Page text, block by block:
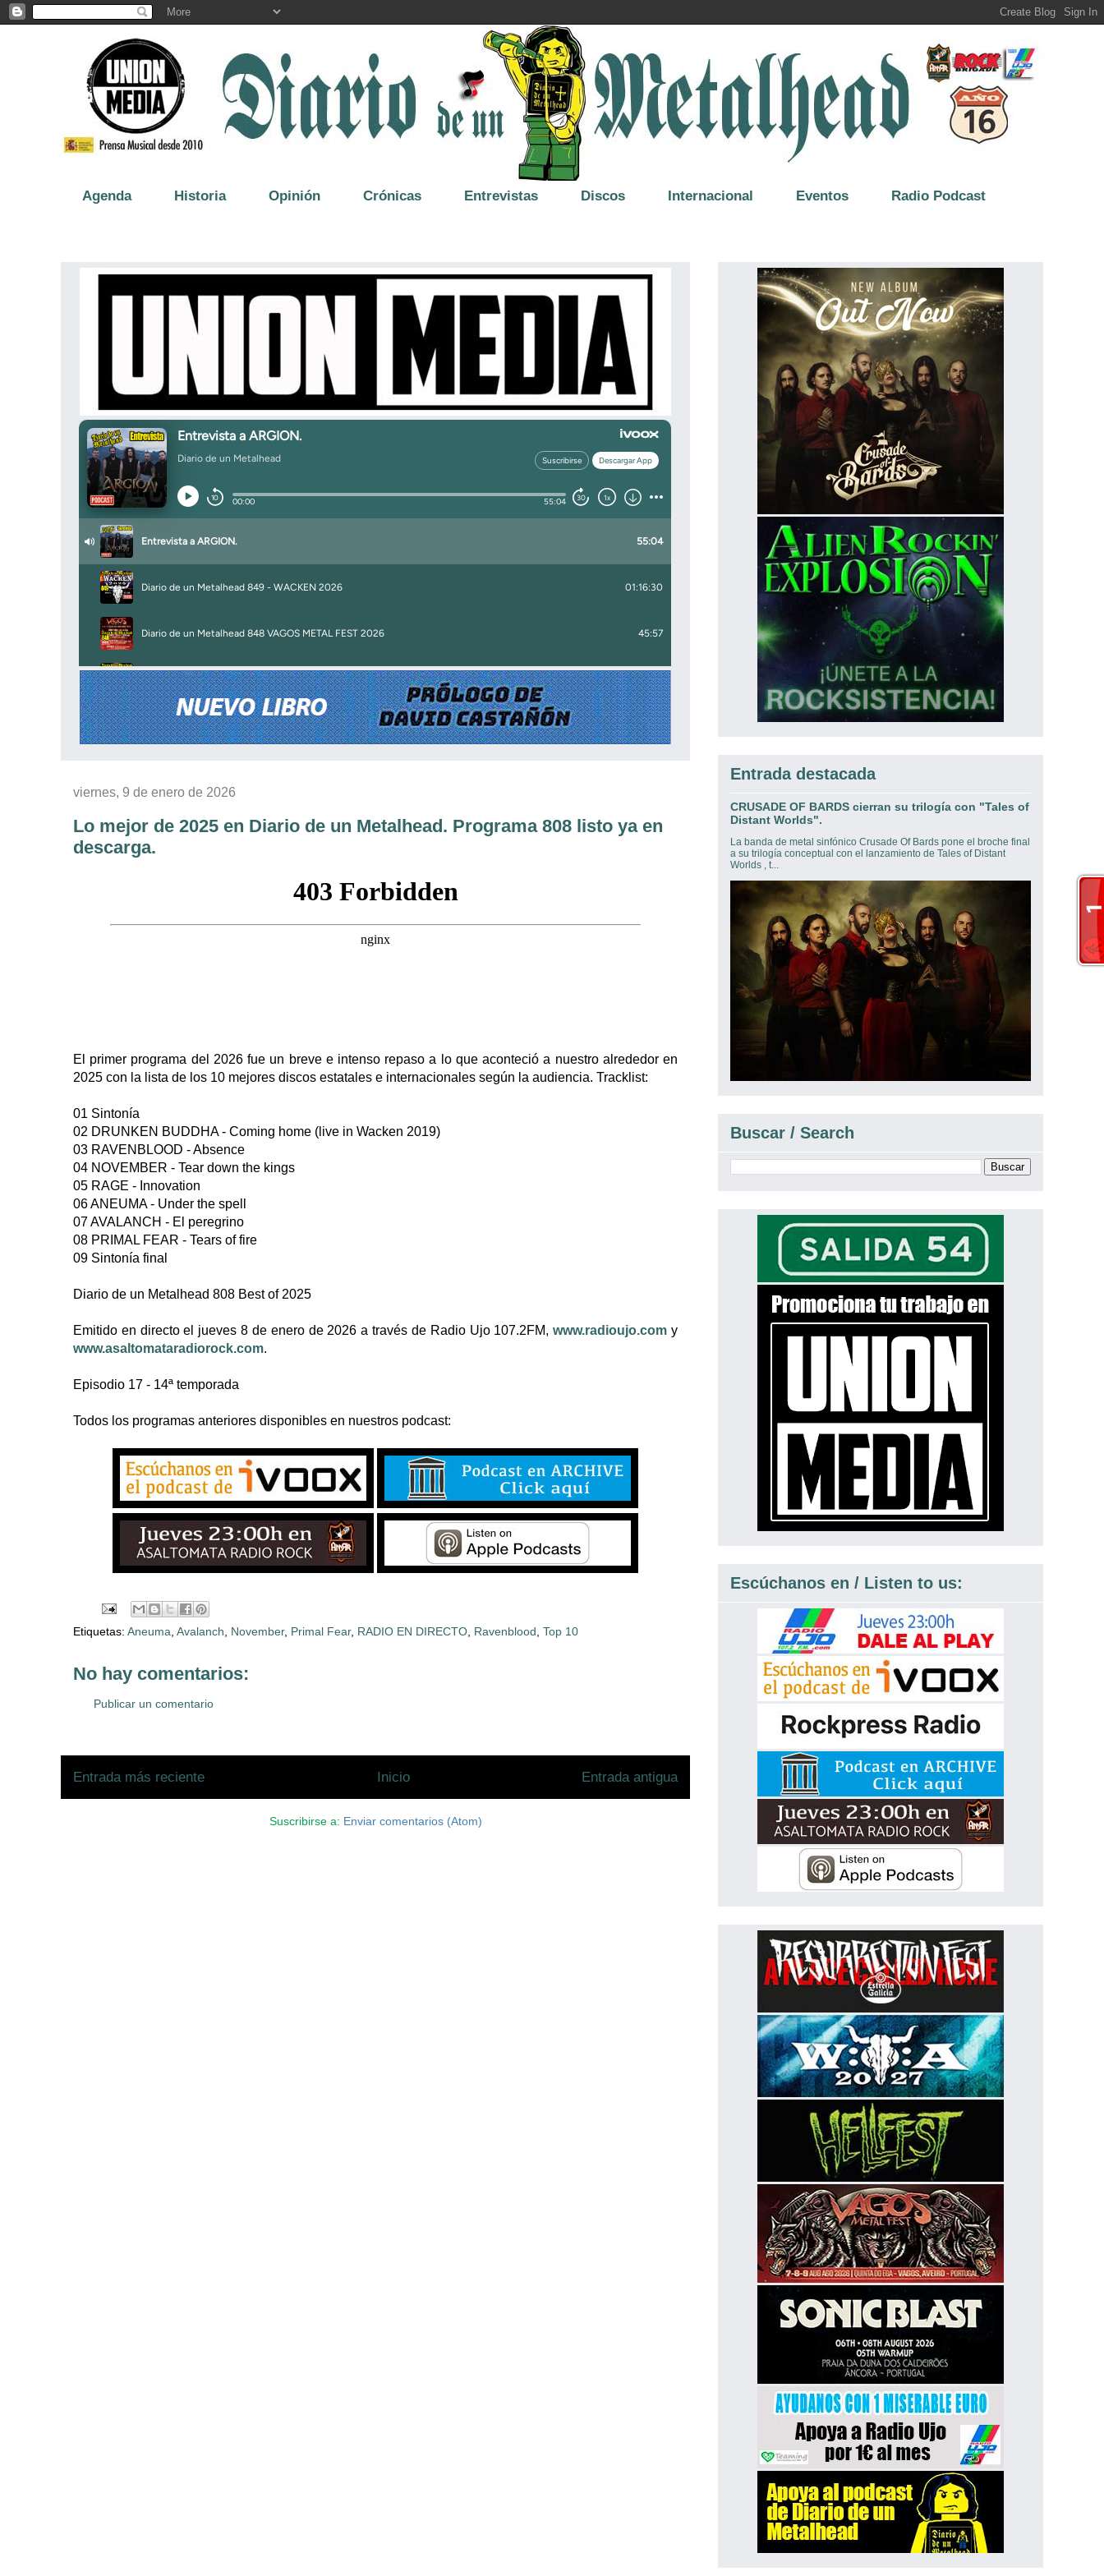
Agenda Historia Opinión Crónicas Entrevistas Discos Internacional Eventos Radio Podcast
viernes, 9 de enero de 2026
Lo mejor de 2025 en Diario de un Metalhead. Programa 808 listo ya en
descarga.
El primer programa del 2026 fue un breve e intenso repaso a lo que aconteció a nuestro alrededor en
2025 con la lista de los 10 mejores discos estatales e internacionales según la audiencia. Tracklist:
01 Sintonía
02 DRUNKEN BUDDHA - Coming home (live in Wacken 2019)
03 RAVENBLOOD - Absence
04 NOVEMBER - Tear down the kings
05 RAGE - Innovation
06 ANEUMA - Under the spell
07 AVALANCH - El peregrino
08 PRIMAL FEAR - Tears of fire
09 Sintonía final
Diario de un Metalhead 808 Best of 2025
Emitido en directo el jueves 8 de enero de 2026 a través de Radio Ujo 107.2FM,www.radioujo.com y
www.asaltomataradiorock.com.
Episodio 17 - 14ª temporada
Todos los programas anteriores disponibles en nuestros podcast:
Etiquetas: Aneuma, Avalanch, November, Primal Fear, RADIO EN DIRECTO, Ravenblood, Top 10
No hay comentarios:
Publicar un comentario
Entrada más reciente Entrada antigua
Inicio
Suscribirse a: Enviar comentarios (Atom)
Entrada destacada
CRUSADE OF BARDS cierran su trilogía con "Tales of
Distant Worlds".
La banda de metal sinfónico Crusade Of Bards pone el broche final
a su trilogía conceptual con el lanzamiento de Tales of Distant
Worlds , t...
Buscar / Search
Escúchanos en / Listen to us: